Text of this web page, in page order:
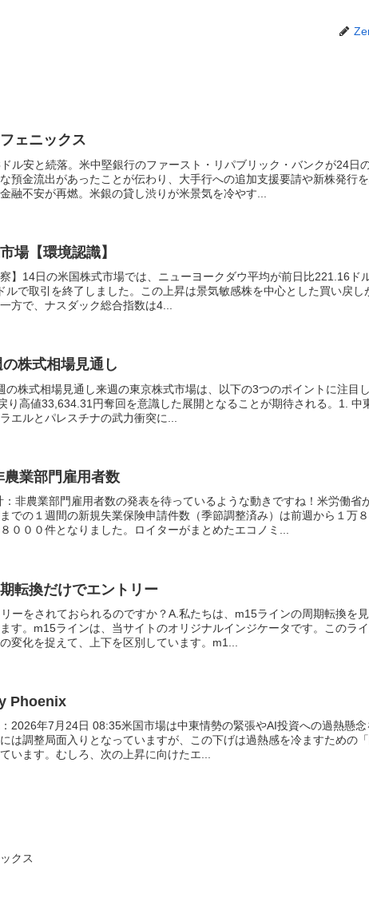
ェニックス
ル安と続落。米中堅銀行のファースト・リパブリック・バンクが24日
預金流出があったことが伝わり、大手行への追加支援要請や新株発行
融不安が再燃。米銀の貸し渋りが米景気を冷やす...
場【環境認識】
】14日の米国株式市場では、ニューヨークダウ平均が前日比221.16ド
ルで取引を終了しました。この上昇は景気敏感株を中心とした買い戻し
方で、ナスダック総合指数は4...
株式相場見通し
の株式相場見通し来週の東京株式市場は、以下の3つのポイントに注目し
り高値33,634.31円奪回を意識した展開となることが期待される。1. 中
エルとパレスチナの武力衝突に...
業部門雇用者数
非農業部門雇用者数の発表を待っているような動きですね！米労働省
での１週間の新規失業保険申請件数（季節調整済み）は前週から１万８
０００件となりました。ロイターがまとめたエコノミ...
転換だけでエントリー
ーをされておられるのですか？A.私たちは、m15ラインの周期転換を
す。m15ラインは、当サイトのオリジナルインジケータです。このラ
変化を捉えて、上下を区別しています。m1...
Phoenix
2026年7月24日 08:35米国市場は中東情勢の緊張やAI投資への過熱懸念
は調整局面入りとなっていますが、この下げは過熱感を冷ますための
います。むしろ、次の上昇に向けたエ...
クス